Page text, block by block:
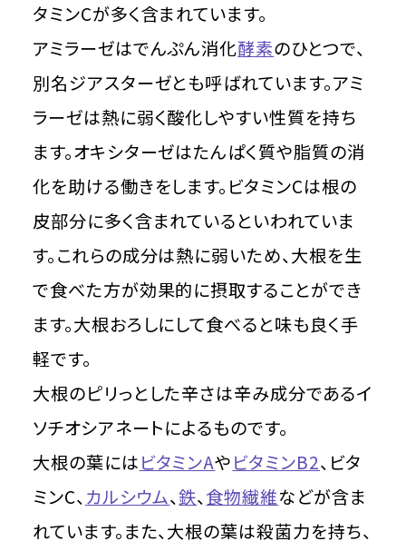
タミンCが多く含まれています。
アミラーゼはでんぷん消化酵素のひとつで、
別名ジアスターゼとも呼ばれています。アミ
ラーゼは熱に弱く酸化しやすい性質を持ち
ます。オキシターゼはたんぱく質や脂質の消
化を助ける働きをします。ビタミンCは根の
皮部分に多く含まれているといわれていま
す。これらの成分は熱に弱いため、大根を生
で食べた方が効果的に摂取することができ
ます。大根おろしにして食べると味も良く手
軽です。
大根のピリっとした辛さは辛み成分であるイ
ソチオシアネートによるものです。
大根の葉にはビタミンAやビタミンB2、ビタ
ミンC、カルシウム、鉄、食物繊維などが含ま
れています。また、大根の葉は殺菌力を持ち、